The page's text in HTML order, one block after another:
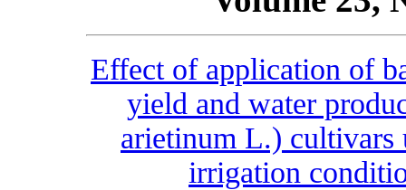
Effect of application of
yield and water
arietinum L.) cultivars
irrigation